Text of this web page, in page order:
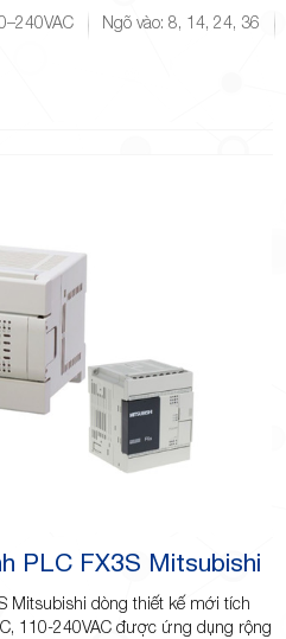
Ngõ vào: 8, 14, 24, 36
PLC FX3S Mitsubishi
Mitsubishi dòng thiết kế mới tích
110-240VAC được ứng dụng rộng